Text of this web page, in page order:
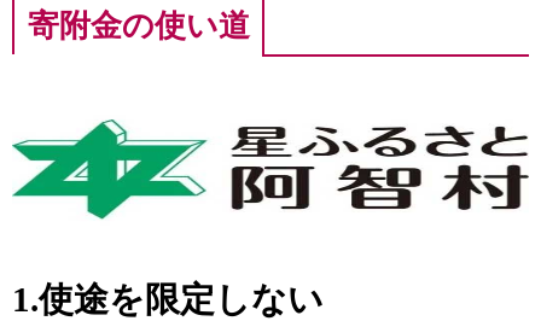
寄附金の使い道
1.使途を限定しない